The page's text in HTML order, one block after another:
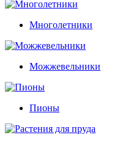
Многолетники
Можжевельники
Пионы